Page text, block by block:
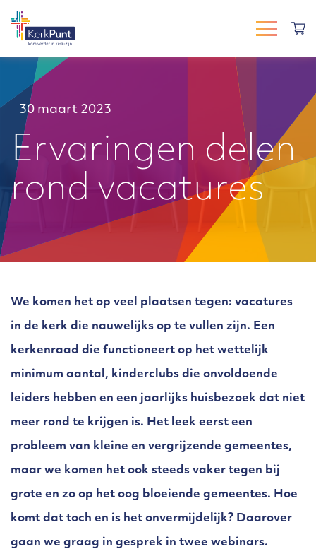
30 maart 2023
Ervaringen delen
rond vacatures
We komen het op veel plaatsen tegen: vacatures
in de kerk die nauwelijks op te vullen zijn. Een
kerkenraad die functioneert op het wettelijk
minimum aantal, kinderclubs die onvoldoende
leiders hebben en een jaarlijks huisbezoek dat niet
meer rond te krijgen is. Het leek eerst een
probleem van kleine en vergrijzende gemeentes,
maar we komen het ook steeds vaker tegen bij
grote en zo op het oog bloeiende gemeentes. Hoe
komt dat toch en is het onvermijdelijk? Daarover
gaan we graag in gesprek in twee webinars.